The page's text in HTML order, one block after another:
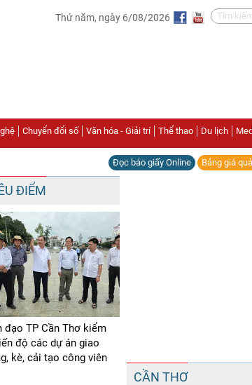
Thứ năm, ngày 6/08/2026
Chuyển đổi số Văn hóa - Giải trí Thể thao Du lịch
Đọc báo giấy Online Bảng giá
Chia sẻ
ĐIỂM
đạo TP Cần Thơ kiểm
độ các dự án giao
kè, cải tạo công viên
CẦN THƠ